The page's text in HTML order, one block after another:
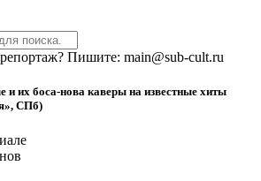
Пишите: main@sub-cult.ru
и их боса-нова каверы на известные хиты
СПб)